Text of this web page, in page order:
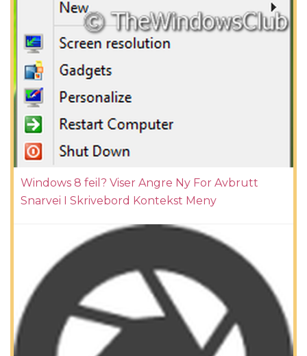
Windows 8 feil? Viser Angre Ny For Avbrutt
Snarvei I Skrivebord Kontekst Meny